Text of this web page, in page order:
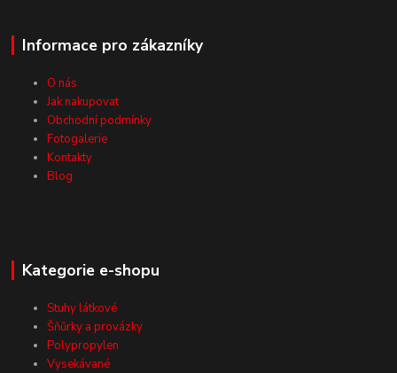
Informace pro zákazníky
O nás
Jak nakupovat
Obchodní podmínky
Fotogalerie
Kontakty
Blog
Kategorie e-shopu
Stuhy látkové
Šňůrky a provázky
Polypropylen
Vysekávané